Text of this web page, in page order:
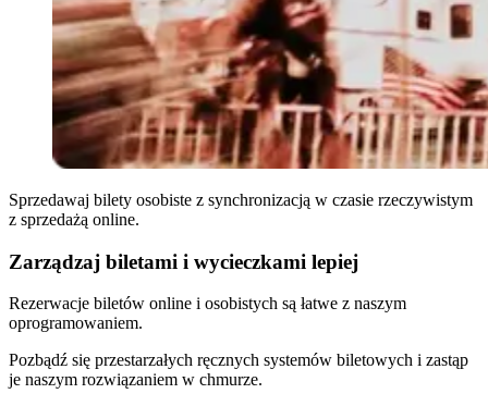
Sprzedawaj bilety osobiste z synchronizacją w czasie rzeczywistym
z sprzedażą online.
Zarządzaj biletami i wycieczkami lepiej
Rezerwacje biletów online i osobistych są łatwe z naszym
oprogramowaniem.
Pozbądź się przestarzałych ręcznych systemów biletowych i zastąp
je naszym rozwiązaniem w chmurze.